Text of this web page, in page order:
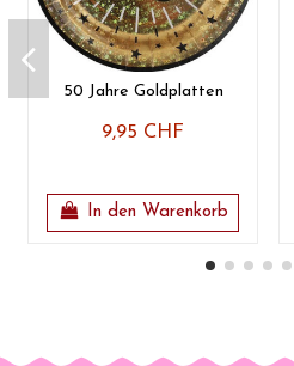
50 Jahre Goldplatten
9,95 CHF
In den Warenkorb